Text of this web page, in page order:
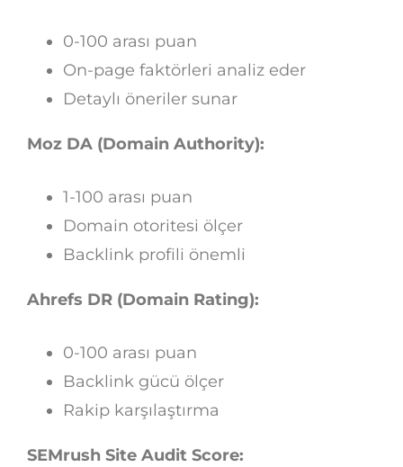
0-100 arası puan
On-page faktörleri analiz eder
Detaylı öneriler sunar
Moz DA (Domain Authority):
1-100 arası puan
Domain otoritesi ölçer
Backlink profili önemli
Ahrefs DR (Domain Rating):
0-100 arası puan
Backlink gücü ölçer
Rakip karşılaştırma
SEMrush Site Audit Score: